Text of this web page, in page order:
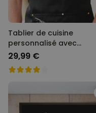
Tablier de cuisine
personnalisé avec
monogramme
29,99 €